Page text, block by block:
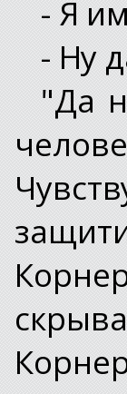
- Я
- Ну
"Да